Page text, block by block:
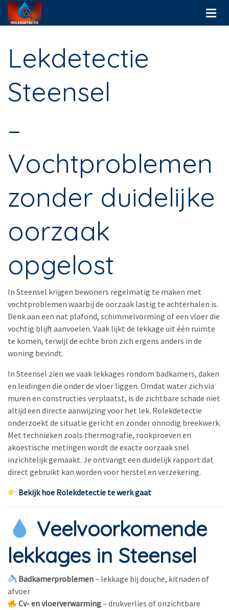
Lekdetectie
Steensel
–
Vochtproblemen
zonder duidelijke
oorzaak
opgelost
In Steensel krijgen bewoners regelmatig te maken met
vochtproblemen waarbij de oorzaak lastig te achterhalen is.
Denk aan een nat plafond, schimmelvorming of een vloer die
vochtig blijft aanvoelen. Vaak lijkt de lekkage uit één ruimte
te komen, terwijl de echte bron zich ergens anders in de
woning bevindt.
In Steensel zien we vaak lekkages rondom badkamers, daken
en leidingen die onder de vloer liggen. Omdat water zich via
muren en constructies verplaatst, is de zichtbare schade niet
altijd een directe aanwijzing voor het lek. Rolekdetectie
onderzoekt de situatie gericht en zonder onnodig breekwerk.
Met technieken zoals thermografie, rookproeven en
akoestische metingen wordt de exacte oorzaak snel
inzichtelijk gemaakt. Je ontvangt een duidelijk rapport dat
direct gebruikt kan worden voor herstel en verzekering.
Bekijk hoe Rolekdetectie te werk gaat
Veelvoorkomende
lekkages in Steensel
Badkamerproblemen– lekkage bij douche, kitnaden of
afvoer
Cv- en vloerverwarming– drukverlies of onzichtbare